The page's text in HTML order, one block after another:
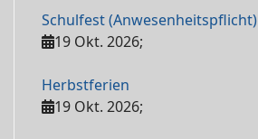
Schulfest (Anwesenheitspflicht)
19 Okt. 2026;
Herbstferien
19 Okt. 2026;